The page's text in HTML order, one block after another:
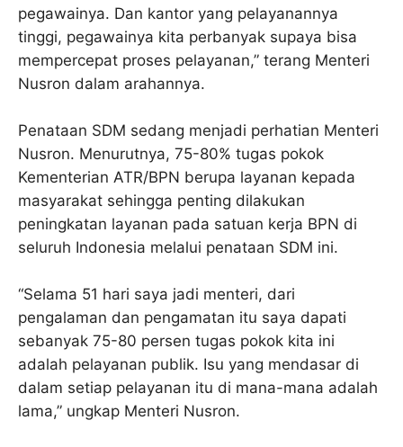
pegawainya. Dan kantor yang pelayanannya
tinggi, pegawainya kita perbanyak supaya bisa
mempercepat proses pelayanan,” terang Menteri
Nusron dalam arahannya.
Penataan SDM sedang menjadi perhatian Menteri
Nusron. Menurutnya, 75-80% tugas pokok
Kementerian ATR/BPN berupa layanan kepada
masyarakat sehingga penting dilakukan
peningkatan layanan pada satuan kerja BPN di
seluruh Indonesia melalui penataan SDM ini.
“Selama 51 hari saya jadi menteri, dari
pengalaman dan pengamatan itu saya dapati
sebanyak 75-80 persen tugas pokok kita ini
adalah pelayanan publik. Isu yang mendasar di
dalam setiap pelayanan itu di mana-mana adalah
lama,” ungkap Menteri Nusron.